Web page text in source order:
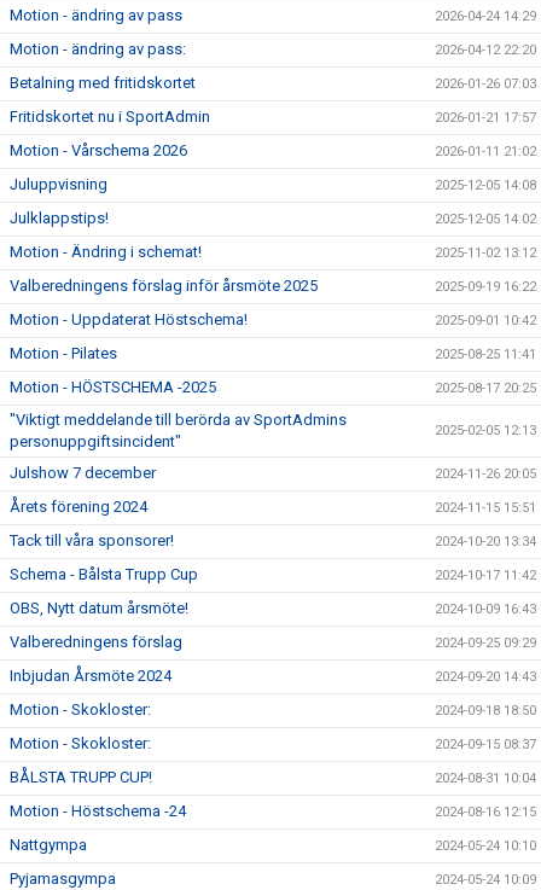
Motion - ändring av pass 2026-04-24 14:29
Motion - ändring av pass: 2026-04-12 22:20
Betalning med fritidskortet 2026-01-26 07:03
Fritidskortet nu i SportAdmin 2026-01-21 17:57
Motion - Vårschema 2026 2026-01-11 21:02
Juluppvisning 2025-12-05 14:08
Julklappstips! 2025-12-05 14:02
Motion - Ändring i schemat! 2025-11-02 13:12
Valberedningens förslag inför årsmöte 2025 2025-09-19 16:22
Motion - Uppdaterat Höstschema! 2025-09-01 10:42
Motion - Pilates 2025-08-25 11:41
Motion - HÖSTSCHEMA -2025 2025-08-17 20:25
"Viktigt meddelande till berörda av SportAdmins
personuppgiftsincident"
2025-02-05 12:13
Julshow 7 december 2024-11-26 20:05
Årets förening 2024 2024-11-15 15:51
Tack till våra sponsorer! 2024-10-20 13:34
Schema - Bålsta Trupp Cup 2024-10-17 11:42
OBS, Nytt datum årsmöte! 2024-10-09 16:43
Valberedningens förslag 2024-09-25 09:29
Inbjudan Årsmöte 2024 2024-09-20 14:43
Motion - Skokloster: 2024-09-18 18:50
Motion - Skokloster: 2024-09-15 08:37
BÅLSTA TRUPP CUP! 2024-08-31 10:04
Motion - Höstschema -24 2024-08-16 12:15
Nattgympa 2024-05-24 10:10
Pyjamasgympa 2024-05-24 10:09